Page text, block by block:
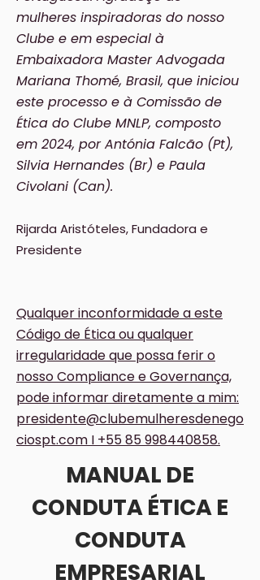
mulheres inspiradoras do nosso
Clube e em especial à
Embaixadora Master Advogada
Mariana Thomé, Brasil, que iniciou
este processo e à Comissão de
Ética do Clube MNLP, composto
em 2024, por Antónia Falcão (Pt),
Silvia Hernandes (Br) e Paula
Civolani (Can).
Rijarda Aristóteles, Fundadora e
Presidente
Qualquer inconformidade a este
Código de Ética ou qualquer
irregularidade que possa ferir o
nosso Compliance e Governança,
pode informar diretamente a mim:
presidente@clubemulheresdenego
ciospt.com I +55 85 998440858.
MANUAL DE
CONDUTA ÉTICA E
CONDUTA
EMPRESARIAL